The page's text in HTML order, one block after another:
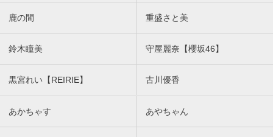
鹿の間 重盛さと美
鈴木瞳美 守屋麗奈【櫻坂46】
黒宮れい【REIRIE】 古川優香
あかちゃす あやちゃん